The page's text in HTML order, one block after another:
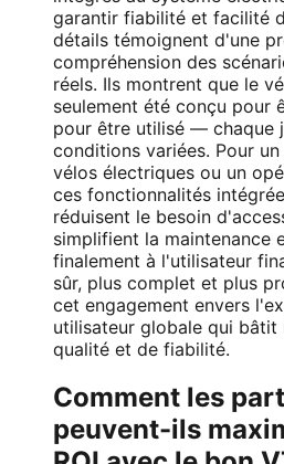
garantir fiabilité et facilité
détails témoignent d'une
compréhension des
réels. Ils montrent que le
seulement été conçu pour
pour être utilisé — chaque
conditions variées. Pour
vélos électriques ou un
ces fonctionnalités
réduisent le besoin
simplifient la maintenance
finalement à l'utilisateur
sûr, plus complet et plus
cet engagement envers
utilisateur globale qui bâtit
qualité et de fiabilité.
Comment les
peuvent-ils